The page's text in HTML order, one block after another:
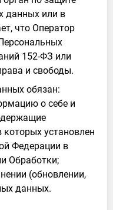
данных или в
что Оператор
152-ФЗ или
и свободы.
обязан:
о себе и
установлен
Федерации в
Обработки;
(обновлении,
данных.